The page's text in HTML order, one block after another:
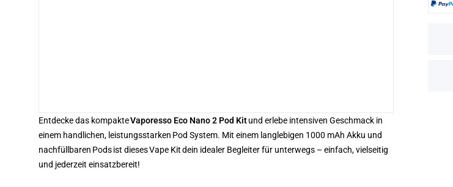
Entdecke das kompakteVaporesso Eco Nano 2 Pod Kitund erlebe intensiven Geschmack in
einem handlichen, leistungsstarken Pod System. Mit einem langlebigen 1000 mAh Akku und
nachfüllbaren Pods ist dieses Vape Kit dein idealer Begleiter für unterwegs – einfach, vielseitig
und jederzeit einsatzbereit!